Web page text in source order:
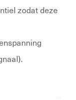
zodat deze